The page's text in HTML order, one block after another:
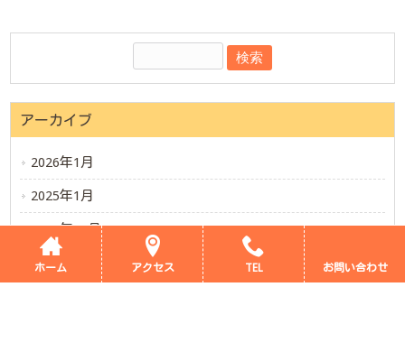
アーカイブ
2026年1月
2025年1月
2024年12月
2023年11月
ホーム アクセス TEL お問い合わせ